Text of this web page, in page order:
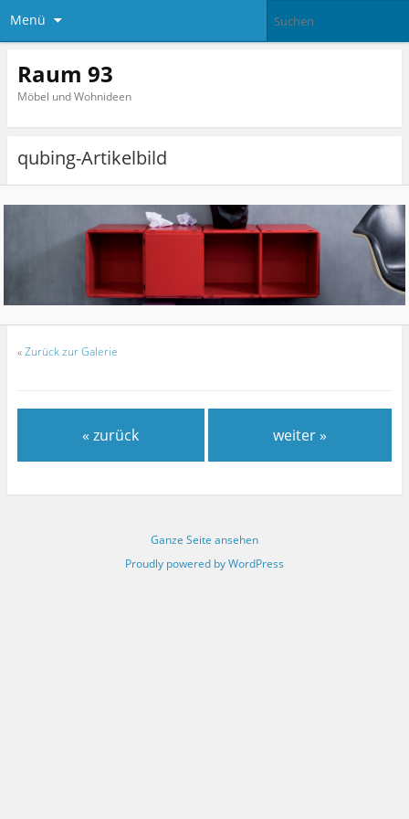
Menü
Raum 93
Möbel und Wohnideen
qubing-Artikelbild
«Zurück zur Galerie
« zurück weiter »
Ganze Seite ansehen
Proudly powered by WordPress